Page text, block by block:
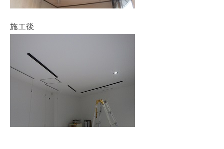
施工後